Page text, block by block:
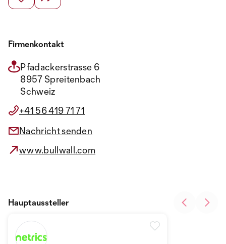
Firmenkontakt
Pfadackerstrasse 6
8957 Spreitenbach
Schweiz
+41 56 419 71 71
Nachricht senden
www.bullwall.com
Hauptaussteller